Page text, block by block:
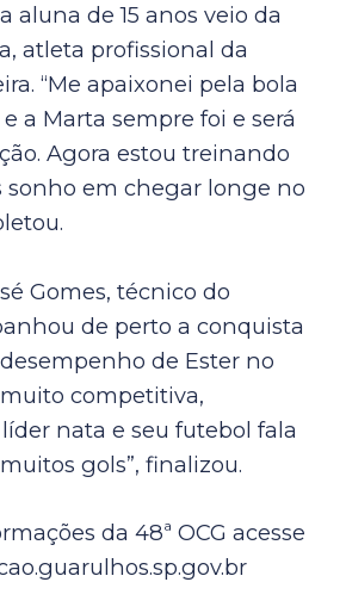
aluna de 15 anos veio da
atleta profissional da
“Me apaixonei pela bola
a Marta sempre foi e será
Agora estou treinando
sonho em chegar longe no
Gomes, técnico do
de perto a conquista
de Ester no
muito competitiva,
nata e seu futebol fala
gols”, finalizou.
da 48ª OCG acesse